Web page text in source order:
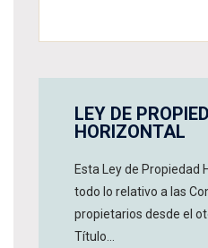
LEY DE
HORIZONTAL
Esta Ley de Propiedad
todo lo relativo a las
propietarios desde el
Título...